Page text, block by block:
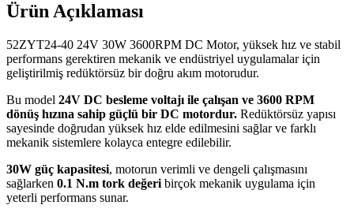
Ürün Açıklaması
52ZYT24-40 24V 30W 3600RPM DC Motor, yüksek hız ve stabil
performans gerektiren mekanik ve endüstriyel uygulamalar için
geliştirilmiş redüktörsüz bir doğru akım motorudur.
Bu model 24V DC besleme voltajı ile çalışan ve 3600 RPM
dönüş hızına sahip güçlü bir DC motordur. Redüktörsüz yapısı
sayesinde doğrudan yüksek hız elde edilmesini sağlar ve farklı
mekanik sistemlere kolayca entegre edilebilir.
30W güç kapasitesi, motorun verimli ve dengeli çalışmasını
sağlarken 0.1 N.m tork değeri birçok mekanik uygulama için
yeterli performans sunar.